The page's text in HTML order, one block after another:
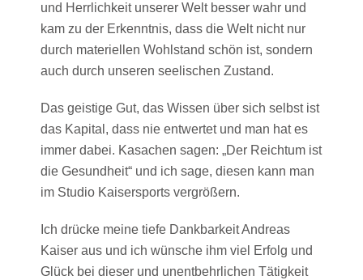
und Herrlichkeit unserer Welt besser wahr und
kam zu der Erkenntnis, dass die Welt nicht nur
durch materiellen Wohlstand schön ist, sondern
auch durch unseren seelischen Zustand.
Das geistige Gut, das Wissen über sich selbst ist
das Kapital, dass nie entwertet und man hat es
immer dabei. Kasachen sagen: „Der Reichtum ist
die Gesundheit“ und ich sage, diesen kann man
im Studio Kaisersports vergrößern.
Ich drücke meine tiefe Dankbarkeit Andreas
Kaiser aus und ich wünsche ihm viel Erfolg und
Glück bei dieser und unentbehrlichen Tätigkeit